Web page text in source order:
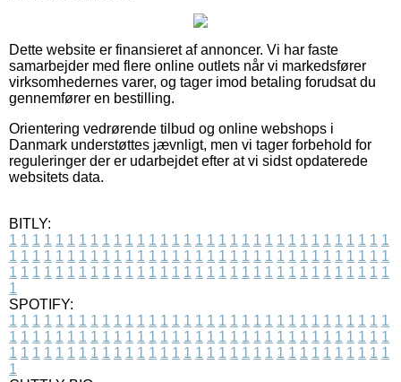
Dette website er finansieret af annoncer. Vi har faste
samarbejder med flere online outlets når vi markedsfører
virksomhedernes varer, og tager imod betaling forudsat du
gennemfører en bestilling.
Orientering vedrørende tilbud og online webshops i
Danmark understøttes jævnligt, men vi tager forbehold for
reguleringer der er udarbejdet efter at vi sidst opdaterede
websitets data.
BITLY:
1 1 1 1 1 1 1 1 1 1 1 1 1 1 1 1 1 1 1 1 1 1 1 1 1 1 1 1 1 1 1 1 1
1 1 1 1 1 1 1 1 1 1 1 1 1 1 1 1 1 1 1 1 1 1 1 1 1 1 1 1 1 1 1 1 1
1 1 1 1 1 1 1 1 1 1 1 1 1 1 1 1 1 1 1 1 1 1 1 1 1 1 1 1 1 1 1 1 1
1
SPOTIFY:
1 1 1 1 1 1 1 1 1 1 1 1 1 1 1 1 1 1 1 1 1 1 1 1 1 1 1 1 1 1 1 1 1
1 1 1 1 1 1 1 1 1 1 1 1 1 1 1 1 1 1 1 1 1 1 1 1 1 1 1 1 1 1 1 1 1
1 1 1 1 1 1 1 1 1 1 1 1 1 1 1 1 1 1 1 1 1 1 1 1 1 1 1 1 1 1 1 1 1
1